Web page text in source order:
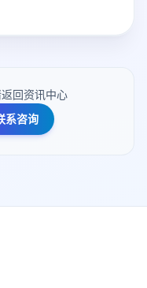
回资讯中心
系咨询